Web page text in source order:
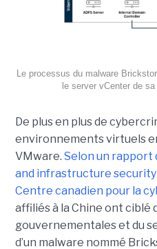
Le processus du malware
le server vCenter de
De plus en plus de
environnements virtuels
VMware. Selon un rapport
and infrastructure security
Centre canadien pour la
affiliés à la Chine ont ciblé
gouvernementales et du
d’un malware nommé